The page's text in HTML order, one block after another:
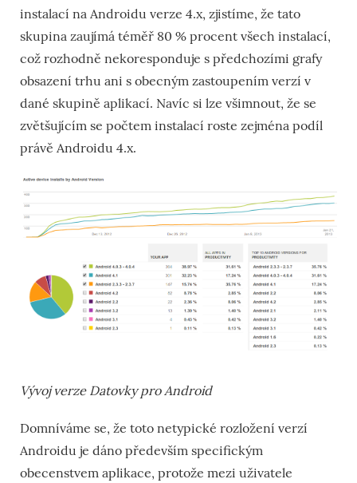
instalací na Androidu verze 4.x, zjistíme, že tato
skupina zaujímá téměř 80 % procent všech instalací,
což rozhodně nekoresponduje s předchozími grafy
obsazení trhu ani s obecným zastoupením verzí v
dané skupině aplikací. Navíc si lze všimnout, že se
zvětšujícím se počtem instalací roste zejména podíl
právě Androidu 4.x.
Vývoj verze Datovky pro Android
Domníváme se, že toto netypické rozložení verzí
Androidu je dáno především specifickým
obecenstvem aplikace, protože mezi uživatele